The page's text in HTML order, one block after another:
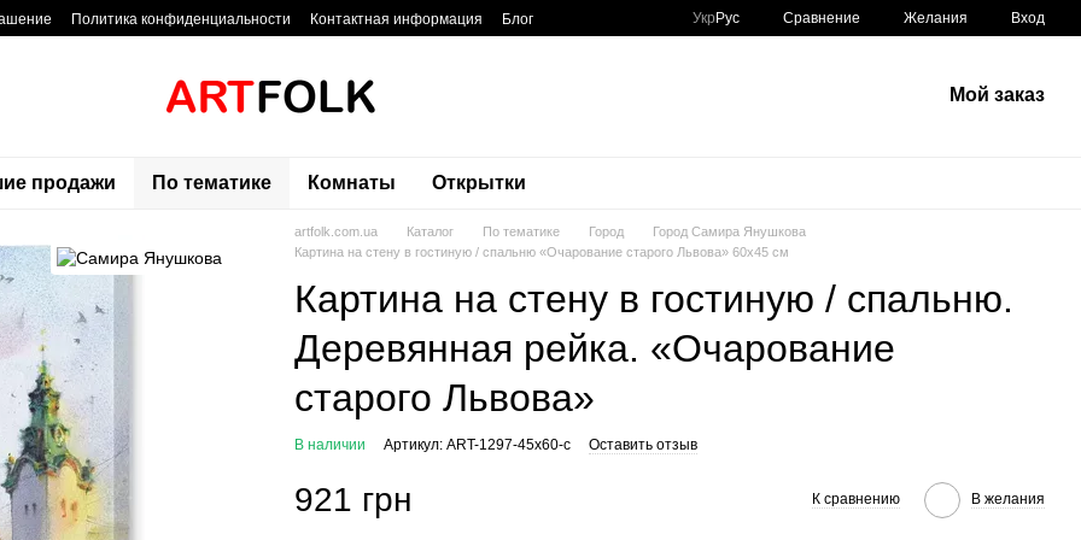
Политика конфиденциальности Контактная информация Блог Укр Рус Сравнение Желания Вход
Мой заказ
продажи По тематике Комнаты Открытки
artfolk.com.ua Каталог По тематике Город
Город Самира Янушкова
Картина на стену в гостиную / спальню «Очарование старого Львова» 60х45 см
Картина на стену в гостиную / спальню.
Деревянная рейка. «Очарование
старого Львова»
В наличии Артикул: ART-1297-45x60-c Оставить отзыв
921 грн К сравнению В желания